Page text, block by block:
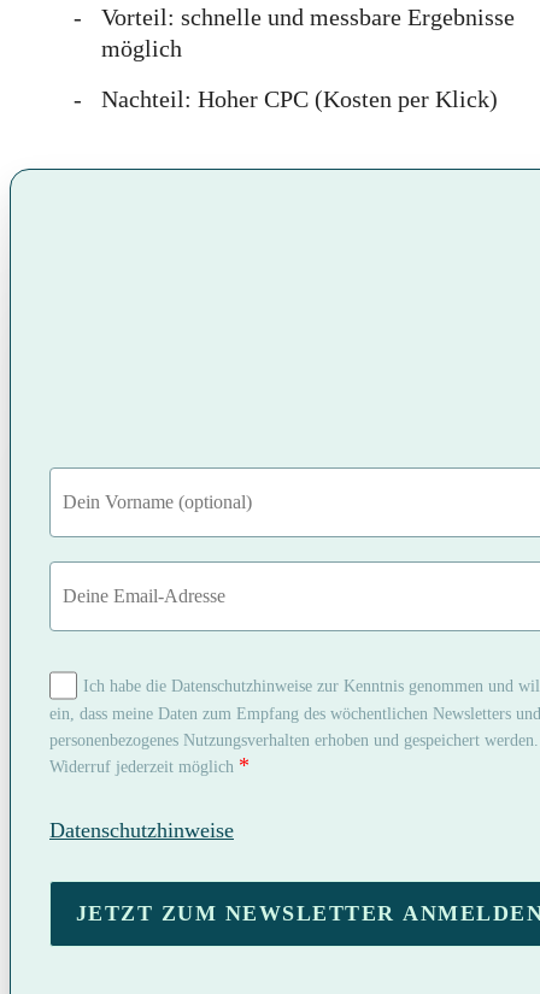
Vorteil: schnelle und messbare Ergebnisse
möglich
Nachteil: Hoher CPC (Kosten per Klick)
Ich habe die Datenschutzhinweise zur Kenntnis genommen und
ein, dass meine Daten zum Empfang des wöchentlichen Newsletters
personenbezogenes Nutzungsverhalten erhoben und gespeichert werden.
Widerruf jederzeit möglich *
Datenschutzhinweise
JETZT ZUM NEWSLETTER